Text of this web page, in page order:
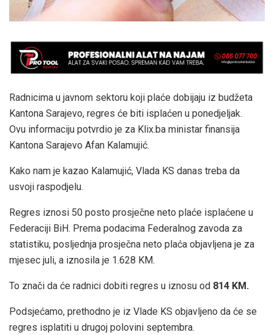
Radnicima u javnom sektoru koji plaće dobijaju iz budžeta
Kantona Sarajevo, regres će biti isplaćen u ponedjeljak.
Ovu informaciju potvrdio je za Klix.ba ministar finansija
Kantona Sarajevo Afan Kalamujić.
Kako nam je kazao Kalamujić, Vlada KS danas treba da
usvoji raspodjelu.
Regres iznosi 50 posto prosječne neto plaće isplaćene u
Federaciji BiH. Prema podacima Federalnog zavoda za
statistiku, posljednja prosječna neto plaća objavljena je za
mjesec juli, a iznosila je 1.628 KM.
To znači da će radnici dobiti regres u iznosu od 814 KM.
Podsjećamo, prethodno je iz Vlade KS objavljeno da će se
regres isplatiti u drugoj polovini septembra.